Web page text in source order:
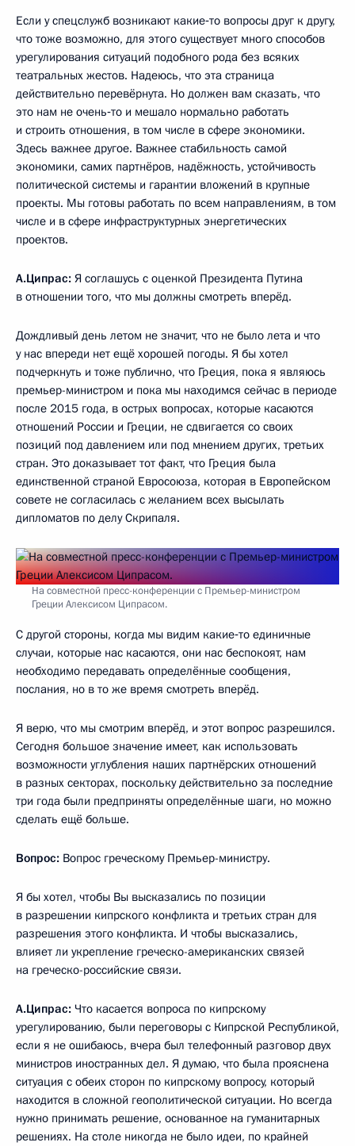
Если у спецслужб возникают какие‑то вопросы друг к другу,
что тоже возможно, для этого существует много способов
урегулирования ситуаций подобного рода без всяких
театральных жестов. Надеюсь, что эта страница
действительно перевёрнута. Но должен вам сказать, что
это нам не очень‑то и мешало нормально работать
и строить отношения, в том числе в сфере экономики.
Здесь важнее другое. Важнее стабильность самой
экономики, самих партнёров, надёжность, устойчивость
политической системы и гарантии вложений в крупные
проекты. Мы готовы работать по всем направлениям, в том
числе и в сфере инфраструктурных энергетических
проектов.
А.Ципрас: Я соглашусь с оценкой Президента Путина
в отношении того, что мы должны смотреть вперёд.
Дождливый день летом не значит, что не было лета и что
у нас впереди нет ещё хорошей погоды. Я бы хотел
подчеркнуть и тоже публично, что Греция, пока я являюсь
премьер-министром и пока мы находимся сейчас в периоде
после 2015 года, в острых вопросах, которые касаются
отношений России и Греции, не сдвигается со своих
позиций под давлением или под мнением других, третьих
стран. Это доказывает тот факт, что Греция была
единственной страной Евросоюза, которая в Европейском
совете не согласилась с желанием всех высылать
дипломатов по делу Скрипаля.
На совместной пресс-конференции с Премьер-министром
Греции Алексисом Ципрасом.
С другой стороны, когда мы видим какие‑то единичные
случаи, которые нас касаются, они нас беспокоят, нам
необходимо передавать определённые сообщения,
послания, но в то же время смотреть вперёд.
Я верю, что мы смотрим вперёд, и этот вопрос разрешился.
Сегодня большое значение имеет, как использовать
возможности углубления наших партнёрских отношений
в разных секторах, поскольку действительно за последние
три года были предприняты определённые шаги, но можно
сделать ещё больше.
Вопрос: Вопрос греческому Премьер-министру.
Я бы хотел, чтобы Вы высказались по позиции
в разрешении кипрского конфликта и третьих стран для
разрешения этого конфликта. И чтобы высказались,
влияет ли укрепление греческо-американских связей
на греческо-российские связи.
А.Ципрас: Что касается вопроса по кипрскому
урегулированию, были переговоры с Кипрской Республикой,
если я не ошибаюсь, вчера был телефонный разговор двух
министров иностранных дел. Я думаю, что была прояснена
ситуация с обеих сторон по кипрскому вопросу, который
находится в сложной геополитической ситуации. Но всегда
нужно принимать решение, основанное на гуманитарных
решениях. На столе никогда не было идеи, по крайней